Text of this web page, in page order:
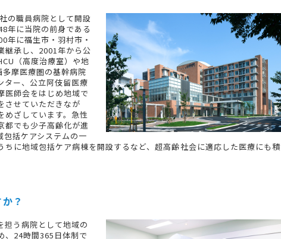
の職員病院として開設
年に当院の前身である
年に福生市・羽村市・
継承し、2001年から公
（高度治療室）や地
摩医療圏の基幹病院
ター、公立阿伎留医療
医師会をはじめ地域で
させていただきなが
めざしています。急性
都でも少子高齢化が進
包括ケアシステムの一
に地域包括ケア病棟を開設するなど、超高齢社会に適応した医療にも積
？
担う病院として地域の
、24時間365日体制で